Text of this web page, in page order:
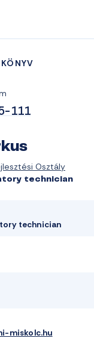
111
Osztály
technician
technician
miskolc.hu